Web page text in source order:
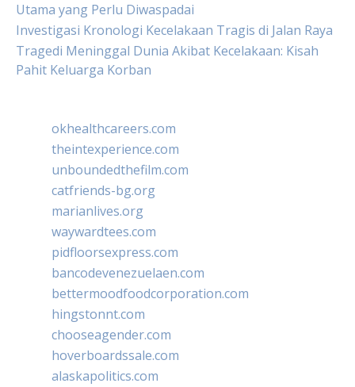
Utama yang Perlu Diwaspadai
Investigasi Kronologi Kecelakaan Tragis di Jalan Raya
Tragedi Meninggal Dunia Akibat Kecelakaan: Kisah
Pahit Keluarga Korban
okhealthcareers.com
theintexperience.com
unboundedthefilm.com
catfriends-bg.org
marianlives.org
waywardtees.com
pidfloorsexpress.com
bancodevenezuelaen.com
bettermoodfoodcorporation.com
hingstonnt.com
chooseagender.com
hoverboardssale.com
alaskapolitics.com